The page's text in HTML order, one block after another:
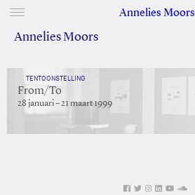
Annelies Moors
Annelies Moors
TENTOONSTELLING
From/To
28 januari – 21 maart 1999